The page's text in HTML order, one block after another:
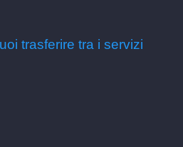
trasferire tra i servizi